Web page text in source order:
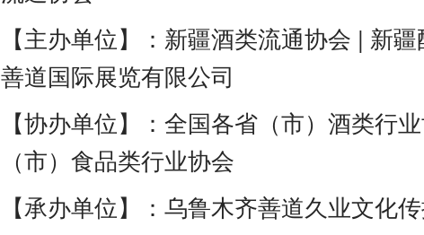
【主办单位】：新疆酒类流通协会 | 新
善道国际展览有限公司
【协办单位】：全国各省（市）酒类行
（市）食品类行业协会
【承办单位】：乌鲁木齐善道久业文化